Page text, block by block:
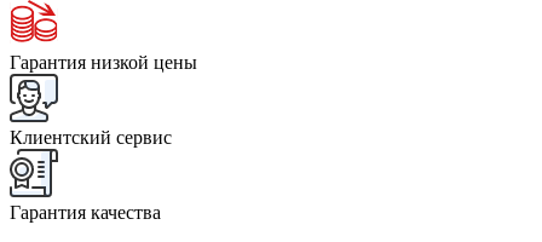
Гарантия низкой цены
Клиентский сервис
Гарантия качества